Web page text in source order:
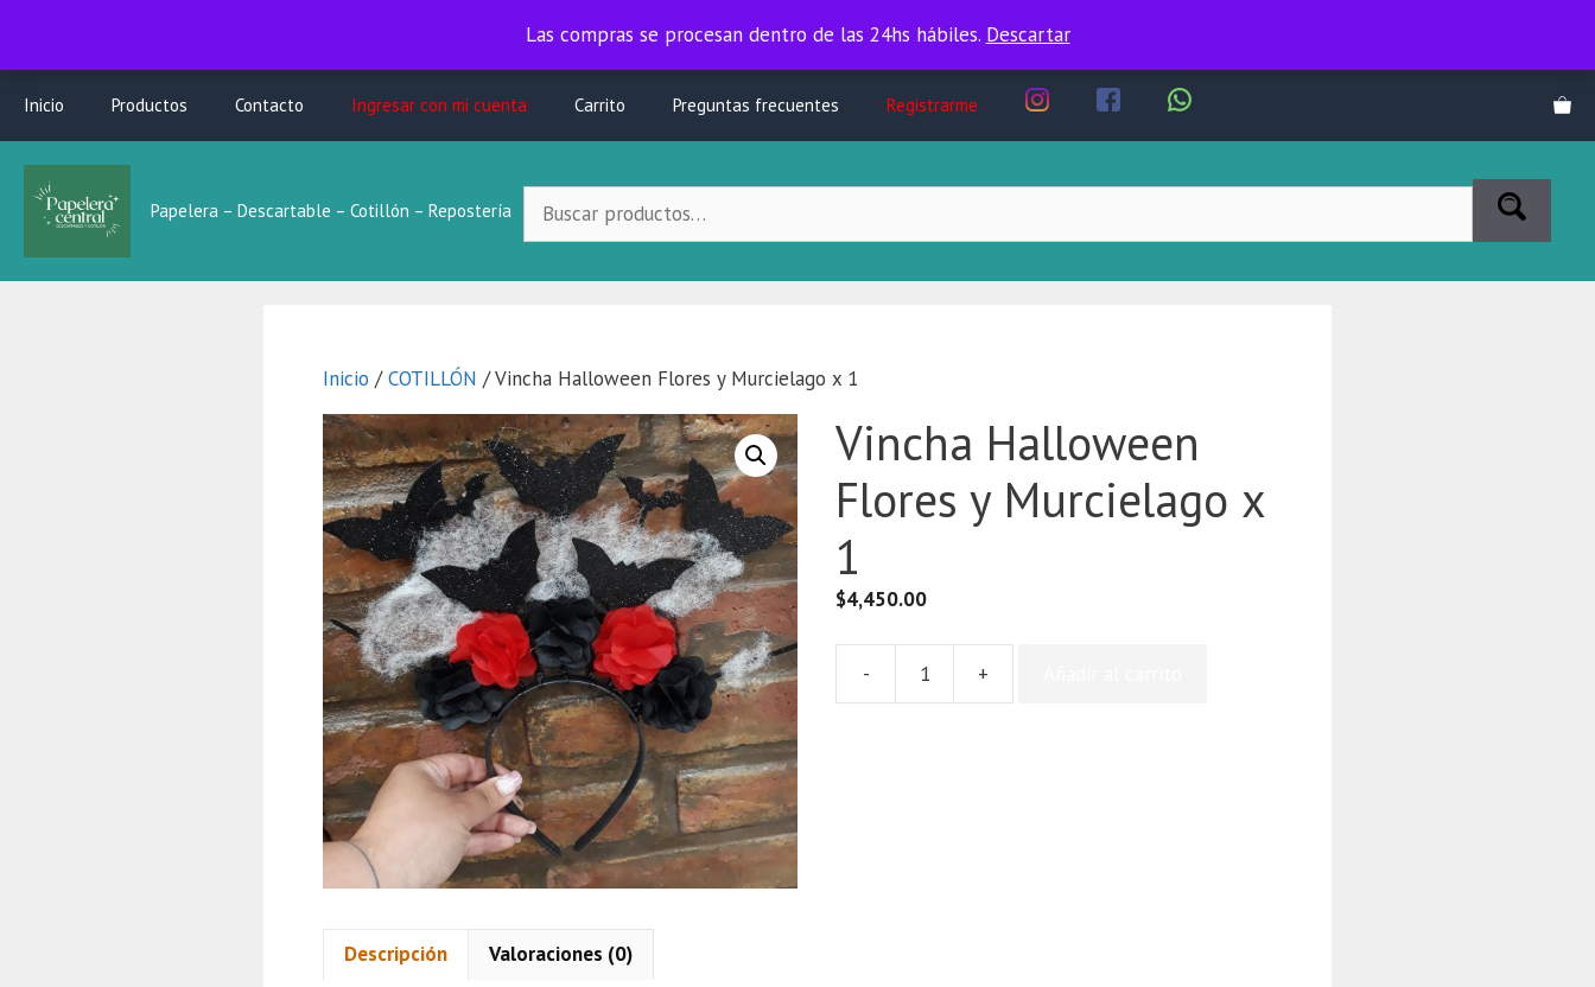
Las compras se procesan dentro de las 24hs hábiles.
Las compras se procesan dentro de las 24hs hábiles. Descartar
contenido
Inicio Productos Contacto Ingresar con mi cuenta Carrito Preguntas frecuentes Registrarme
Papelera – Descartable – Cotillón – Repostería
Buscar
Local:
Inicio /COTILLÓN / Vincha Halloween Flores y Murcielago x 1
Vincha Halloween
Flores y Murcielago x
1
$4,450.00
- +
Descripción Valoraciones (0)